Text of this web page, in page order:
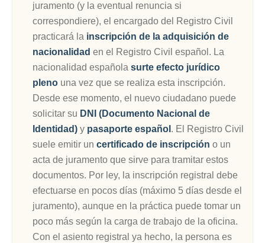
juramento (y la eventual renuncia si
correspondiere), el encargado del Registro Civil
practicará la inscripción de la adquisición de
nacionalidad en el Registro Civil español. La
nacionalidad española surte efecto jurídico
plenouna vez que se realiza esta inscripción.
Desde ese momento, el nuevo ciudadano puede
solicitar su DNI (Documento Nacional de
Identidad)y pasaporte español . El Registro Civil
suele emitir un certificado de inscripción o un
acta de juramento que sirve para tramitar estos
documentos. Por ley, la inscripción registral debe
efectuarse en pocos días (máximo 5 días desde el
juramento), aunque en la práctica puede tomar un
poco más según la carga de trabajo de la oficina.
Con el asiento registral ya hecho, la persona es